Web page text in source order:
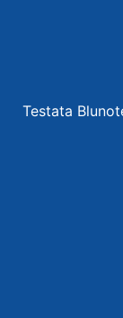
Testata